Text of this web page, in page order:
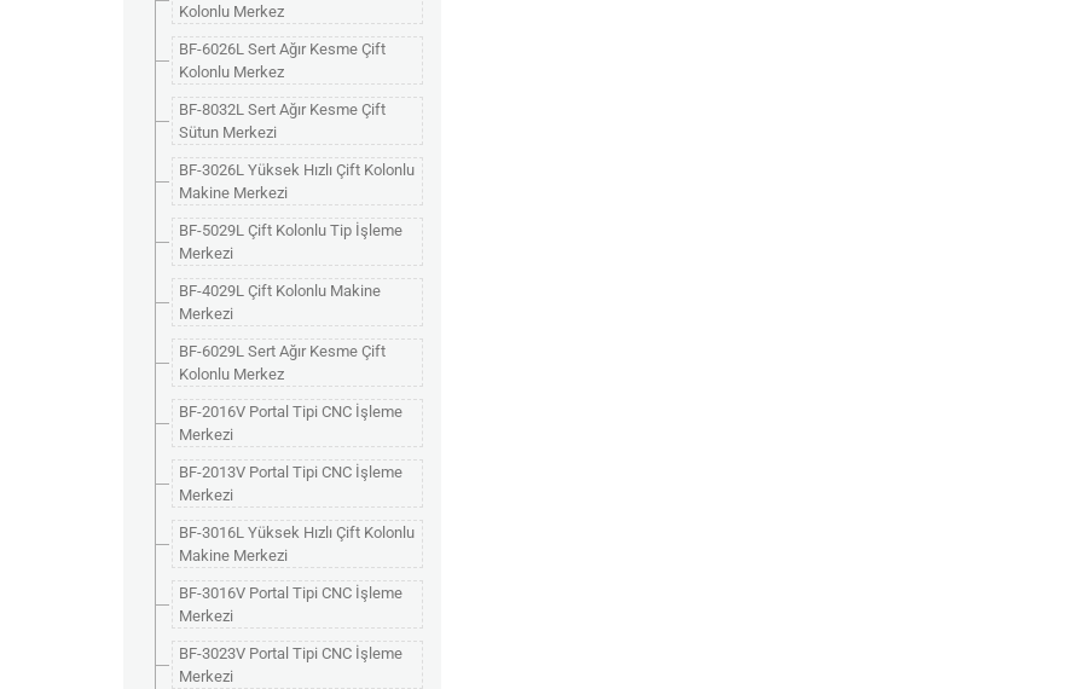
Kolonlu Merkez
BF-6026L Sert Ağır Kesme Çift
Kolonlu Merkez
BF-8032L Sert Ağır Kesme Çift
Sütun Merkezi
BF-3026L Yüksek Hızlı Çift Kolonlu
Makine Merkezi
BF-5029L Çift Kolonlu Tip İşleme
Merkezi
BF-4029L Çift Kolonlu Makine
Merkezi
BF-6029L Sert Ağır Kesme Çift
Kolonlu Merkez
BF-2016V Portal Tipi CNC İşleme
Merkezi
BF-2013V Portal Tipi CNC İşleme
Merkezi
BF-3016L Yüksek Hızlı Çift Kolonlu
Makine Merkezi
BF-3016V Portal Tipi CNC İşleme
Merkezi
BF-3023V Portal Tipi CNC İşleme
Merkezi